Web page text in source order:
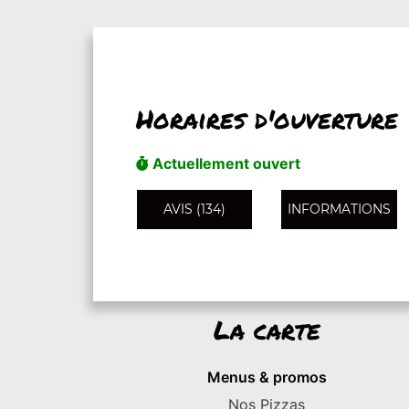
Horaires d'ouverture
Actuellement ouvert
AVIS (134) INFORMATIONS
La carte
Menus & promos
Nos Pizzas